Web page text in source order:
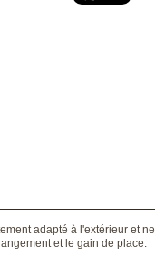
adapté à l'extérieur et ne
et le gain de place.